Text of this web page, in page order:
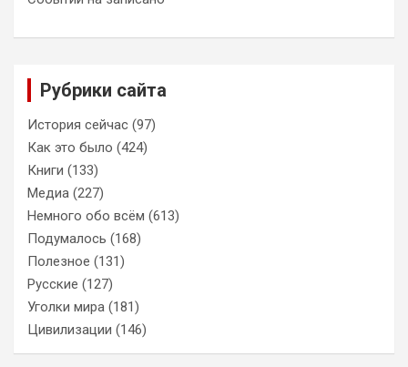
Рубрики сайта
История сейчас (97)
Как это было (424)
Книги (133)
Медиа (227)
Немного обо всём (613)
Подумалось (168)
Полезное (131)
Русские (127)
Уголки мира (181)
Цивилизации (146)